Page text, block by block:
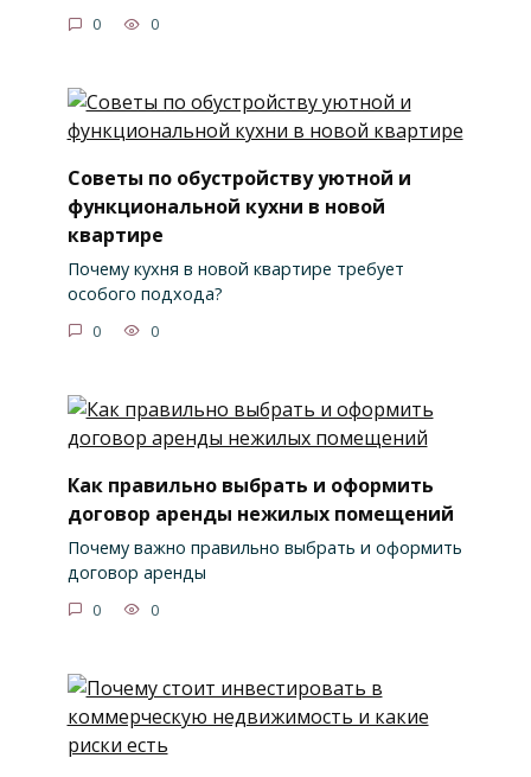
0 0
Советы по обустройству уютной и
функциональной кухни в новой
квартире
Почему кухня в новой квартире требует
особого подхода?
0 0
Как правильно выбрать и оформить
договор аренды нежилых помещений
Почему важно правильно выбрать и оформить
договор аренды
0 0